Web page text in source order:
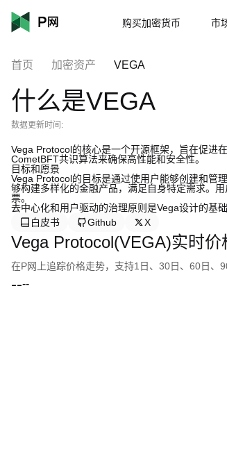
购买加密货币 市
首页 加密资产 VEGA
什么是VEGA
数据更新时间:
Vega Protocol的核心是一个开源框架，旨在促进
CometBFT共识算法来确保高性能和安全性。
目标和愿景
Vega Protocol的目标是通过使用户能够创建和管
够构建多样化的金融产品，满足自身特定需求。
票。
去中心化和用户驱动的治理原则是Vega设计的基
白皮书
Github X
Vega Protocol(VEGA)实时价
在P网上追踪价格走势，支持1日、30日、60日、
----